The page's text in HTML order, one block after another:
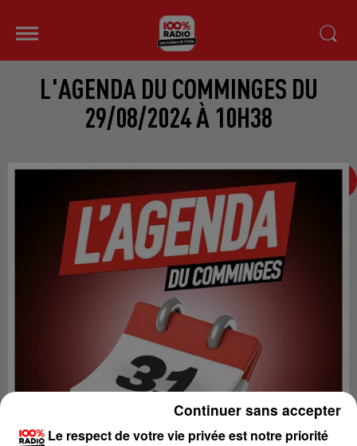
L'AGENDA DU COMMINGES DU
29/08/2024 À 10H38
Le respect de votre vie privée est notre priorité
Continuer sans accepter